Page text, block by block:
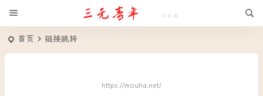
首页 链接跳转
https://mouha.net/